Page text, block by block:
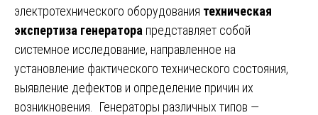
электротехнического оборудования техническая
экспертиза генератора представляет собой
системное исследование, направленное на
установление фактического технического состояния,
выявление дефектов и определение причин их
возникновения. Генераторы различных типов —